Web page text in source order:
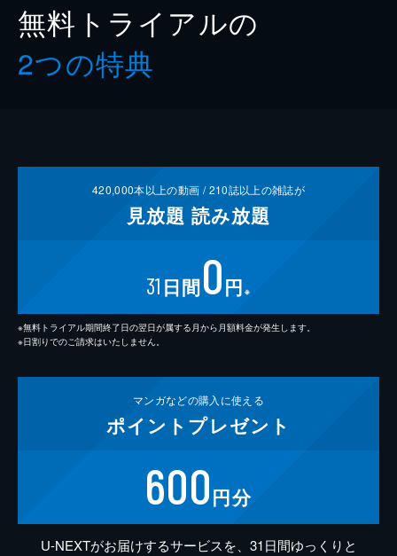
無料トライアルの
2つの特典
420,000本以上の動画 /210誌以上の雑誌が
見放題 読み放題
31 日間0円 ※
※無料トライアル期間終了日の翌日が属する月から月額料金が発生します。
※日割りでのご請求はいたしません。
マンガなどの購入に使える
ポイント プレゼント
600円分
U-NEXTがお届けするサービスを、31日間ゆっくりと